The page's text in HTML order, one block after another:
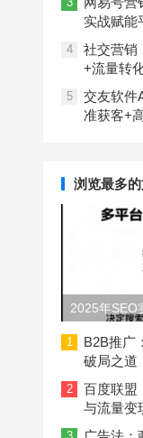
实战赋能
4
社交营销
+流量转
5
交友软件
准获客+
浏览最多
2025年SEO
长度与结构
1
B2B推广
破局之道
2
百度联盟
与流量变